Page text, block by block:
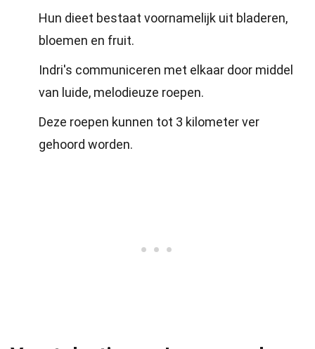
Hun dieet bestaat voornamelijk uit bladeren,
bloemen en fruit.
Indri's communiceren met elkaar door middel
van luide, melodieuze roepen.
Deze roepen kunnen tot 3 kilometer ver
gehoord worden.